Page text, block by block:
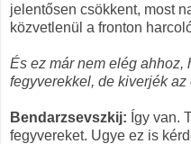
jelentősen csökkent, most
közvetlenül a fronton
És ez már nem elég ahhoz,
fegyverekkel, de kiverjék
Bendarzsevszkij: Így van.
fegyvereket. Ugye ez is